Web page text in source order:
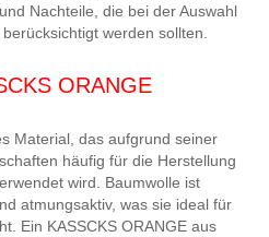
Nachteile, die bei der Auswahl
werden sollten.
ORANGE
Material, das aufgrund seiner
häufig für die Herstellung
wird. Baumwolle ist
atmungsaktiv, was sie ideal für
Ein KASSCKS ORANGE aus